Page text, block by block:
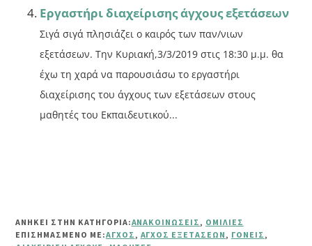
Εργαστήρι διαχείρισης άγχους εξετάσεων
Σιγά σιγά πλησιάζει ο καιρός των παν/νιων
εξετάσεων. Την Κυριακή,3/3/2019 στις 18:30 μ.μ. θα
έχω τη χαρά να παρουσιάσω το εργαστήρι
διαχείρισης του άγχους των εξετάσεων στους
μαθητές του Εκπαιδευτικού...
ΑΝΗΚΕΙ ΣΤΗΝ ΚΑΤΗΓΟΡΙΑ:ΑΝΑΚΟΙΝΏΣΕΙΣ, ΟΜΙΛΊΕΣ
ΕΠΙΣΗΜΑΣΜΈΝΟ ΜΕ:ΆΓΧΟΣ, ΆΓΧΟΣ ΕΞΕΤΆΣΕΩΝ, ΓΟΝΕΊΣ,